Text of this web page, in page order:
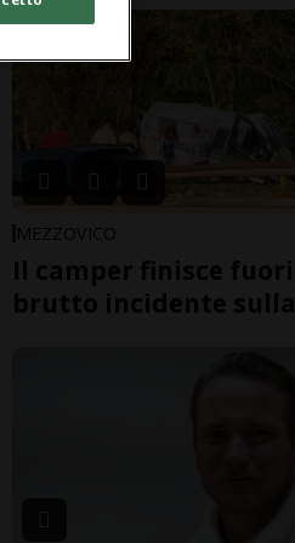
MEZZOVICO
Il camper finisce
brutto incidente sulla